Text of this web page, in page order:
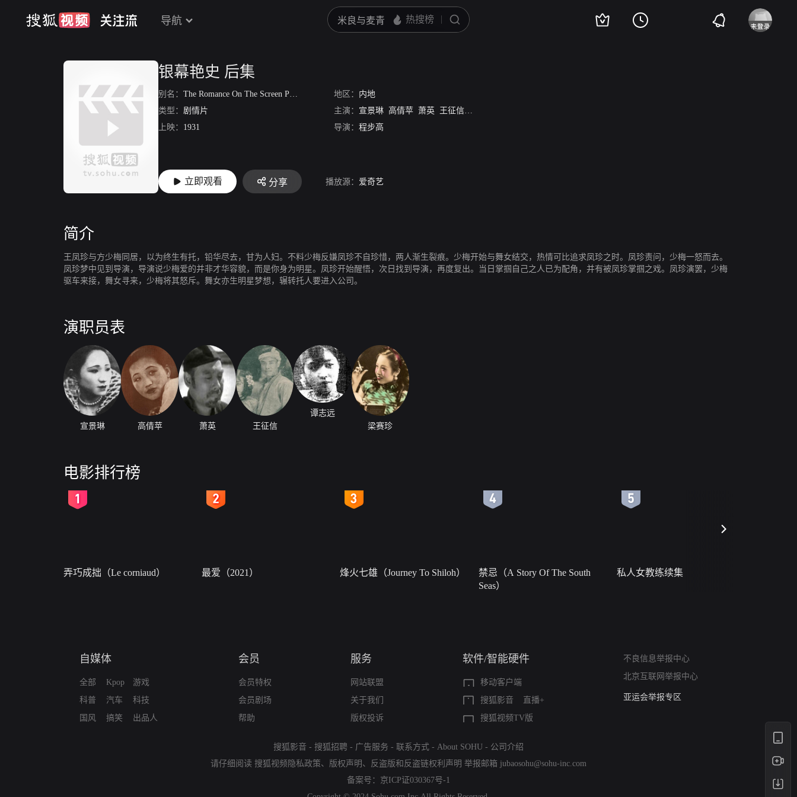
导航
银幕艳史 后集
别名： The Romance On The Screen Part Ⅱ 破镜重圆
地区： 内地
类型： 剧情片 主演： 宣景琳 高倩苹 萧英 王征信 谭志远
上映： 1931 导演： 程步高
立即观看 分享 播放源： 爱奇艺
简介
王凤珍与方少梅同居，以为终生有托，铅华尽去，甘为人妇。不料少梅反嫌凤珍不自珍惜，两人渐生裂痕。少梅开始与舞女结交，热情可比追求凤珍之时。凤珍责问，少梅一怒而去。
凤珍梦中见到导演，导演说少梅爱的并非才华容貌，而是你身为明星。凤珍开始醒悟，次日找到导演，再度复出。当日掌掴自己之人已为配角，并有被凤珍掌掴之戏。凤珍演罢，少梅
驱车来接，舞女寻来，少梅将其怒斥。舞女亦生明星梦想，辗转托人要进入公司。
演职员表
宣景琳 高倩苹 萧英 王征信
谭志远
梁赛珍
电影排行榜
弄巧成拙（Le corniaud） 最爱（2021） 烽火七雄（Journey To Shiloh）
禁忌（A Story Of The South
Seas）
私人女教练续集
自媒体
全部
科普
国风
Kpop
汽车
搞笑
游戏
科技
出品人
会员
会员特权
会员剧场
帮助
服务
网站联盟
关于我们
版权投诉
软件/智能硬件
移动客户端
搜狐影音
直播+
搜狐视频TV版
不良信息举报中心
北京互联网举报中心
12318 文化市场举报
算法推荐专项举报
亚运会举报专区
搜狐影音 - 搜狐招聘 - 广告服务 - 联系方式 - About SOHU - 公司介绍
请仔细阅读 搜狐视频隐私政策、 版权声明 、 反盗版和反盗链权利声明 举报邮箱 jubaosohu@sohu-inc.com
备案号： 京ICP证030367号-1